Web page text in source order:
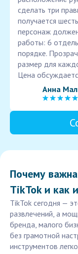
сделать три
получается
персонаж
работы: 6
порядке.
размер для
Цена
Анна
Почему
TikTok и как
TikTok сегодня —
развлечений, а
бренда, малого
без грамотной
инструментов